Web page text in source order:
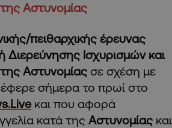
Αστυνομίας
πειθαρχικής έρευνας
Ισχυρισμών και
Αστυνομίας σε σχέση με
σήμερα το πρωί στο
και που αφορά
κατά της Αστυνομίας και